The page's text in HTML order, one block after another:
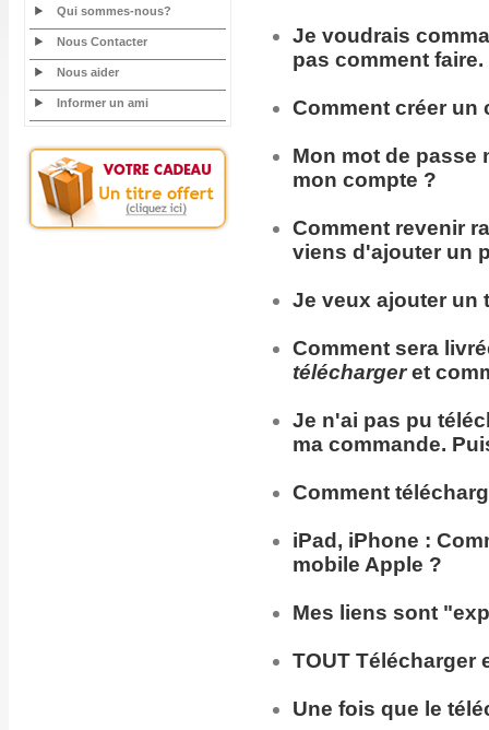
Qui sommes-nous?
Nous Contacter
Nous aider
Informer un ami
Je voudrais
pas comment faire.
Comment créer un
Mon mot de passe
mon compte ?
Comment revenir
viens d'ajouter un
Je veux ajouter un
Comment sera
téléchargeret
Je n'ai pas pu
ma commande.
Comment
iPad, iPhone :
mobile Apple ?
Mes liens sont
TOUT Télécharger
Une fois que le